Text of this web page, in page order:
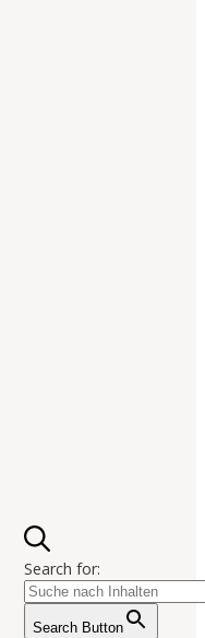
Search for:
Search Button